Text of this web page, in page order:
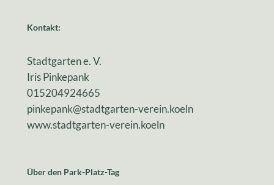
Kontakt:
Stadtgarten e. V.
Iris Pinkepank
015204924665
pinkepank@stadtgarten-verein.koeln
www.stadtgarten-verein.koeln
Über den Park-Platz-Tag